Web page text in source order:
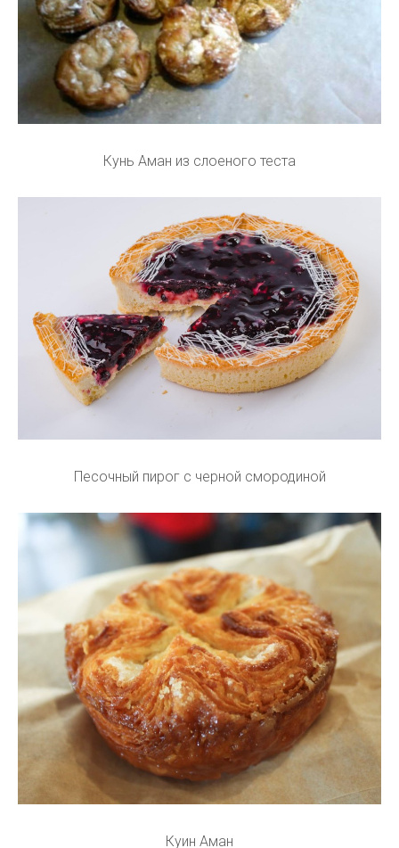
Кунь Аман из слоеного теста
Песочный пирог с черной смородиной
Куин Аман